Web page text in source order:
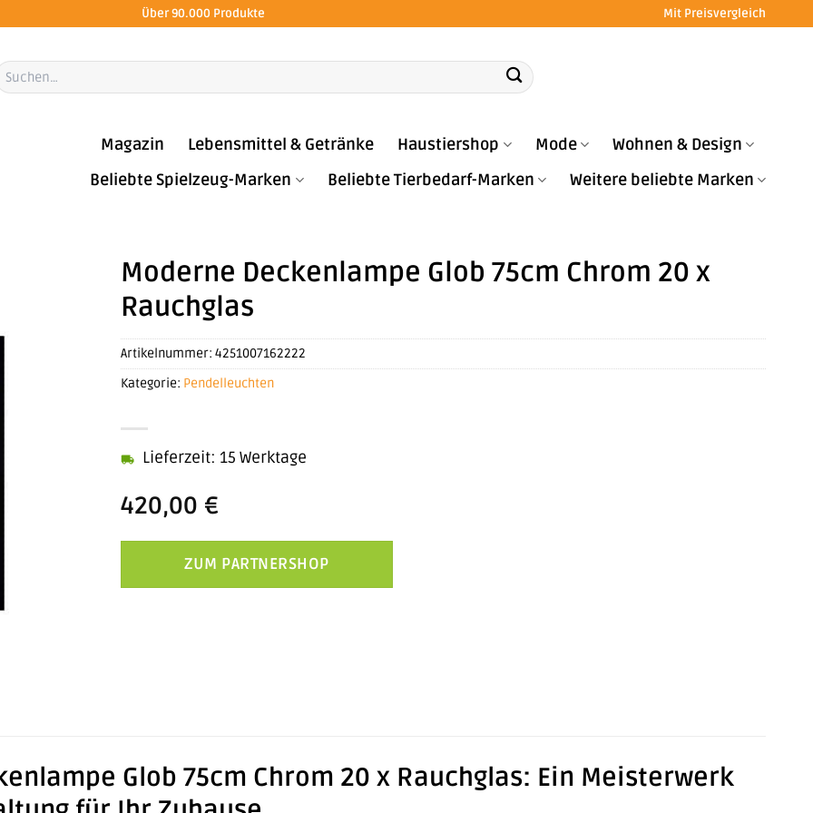
Über 90.000 Produkte Mit Preisvergleich
Magazin Lebensmittel & Getränke Haustiershop Mode
Wohnen & Design
Beliebte Spielzeug-Marken
Beliebte Tierbedarf-Marken Weitere beliebte Marken
Moderne Deckenlampe Glob 75cm Chrom 20 x
Rauchglas
420,00 €
Lieferzeit: 15 Werktage
ZUM PARTNERSHOP
Artikelnummer:4251007162222
Kategorie: Pendelleuchten
Glob 75cm Chrom 20 x Rauchglas: Ein Meisterwerk